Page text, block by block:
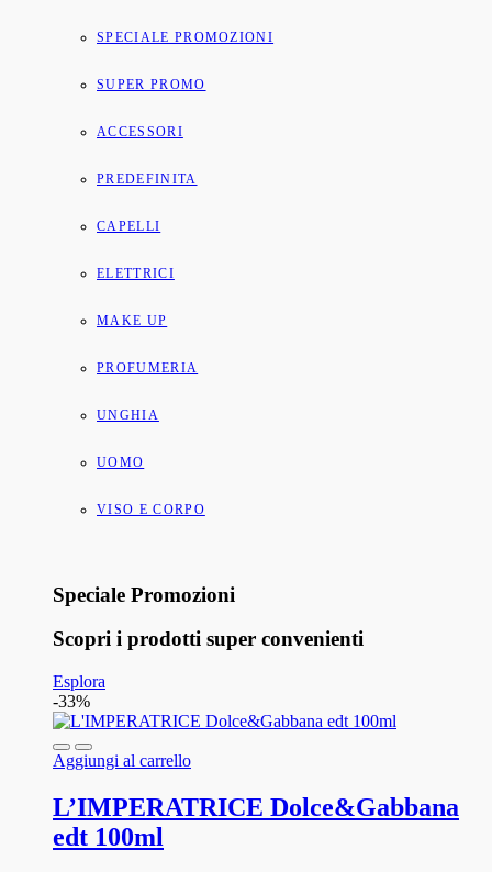
SPECIALE PROMOZIONI
SUPER PROMO
ACCESSORI
PREDEFINITA
CAPELLI
ELETTRICI
MAKE UP
PROFUMERIA
UNGHIA
UOMO
VISO E CORPO
Speciale Promozioni
Scopri i prodotti super convenienti
Esplora
-33%
Aggiungi al carrello
L’IMPERATRICE Dolce&Gabbana
edt 100ml